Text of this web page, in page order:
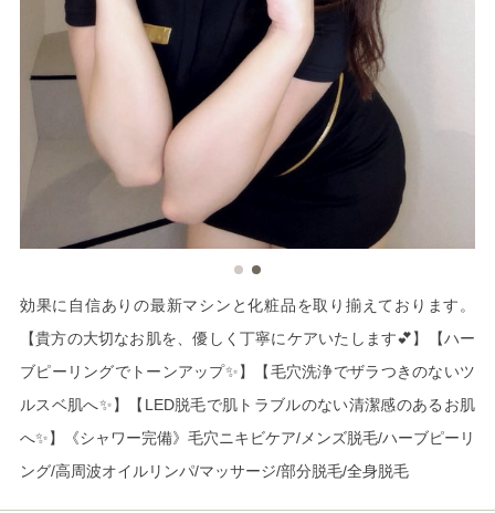
効果に自信ありの最新マシンと化粧品を取り揃えております。
【貴方の大切なお肌を、優しく丁寧にケアいたします💕】【ハー
ブピーリングでトーンアップ✨】【毛穴洗浄でザラつきのないツ
ルスベ肌へ✨】【LED脱毛で肌トラブルのない清潔感のあるお肌
へ✨】《シャワー完備》毛穴ニキビケア/メンズ脱毛/ハーブピーリ
ング/高周波オイルリンパ/マッサージ/部分脱毛/全身脱毛